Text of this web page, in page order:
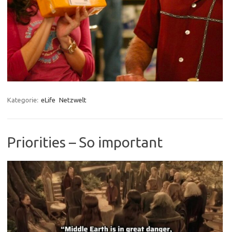
Kategorie: eLife Netzwelt
Priorities – So important